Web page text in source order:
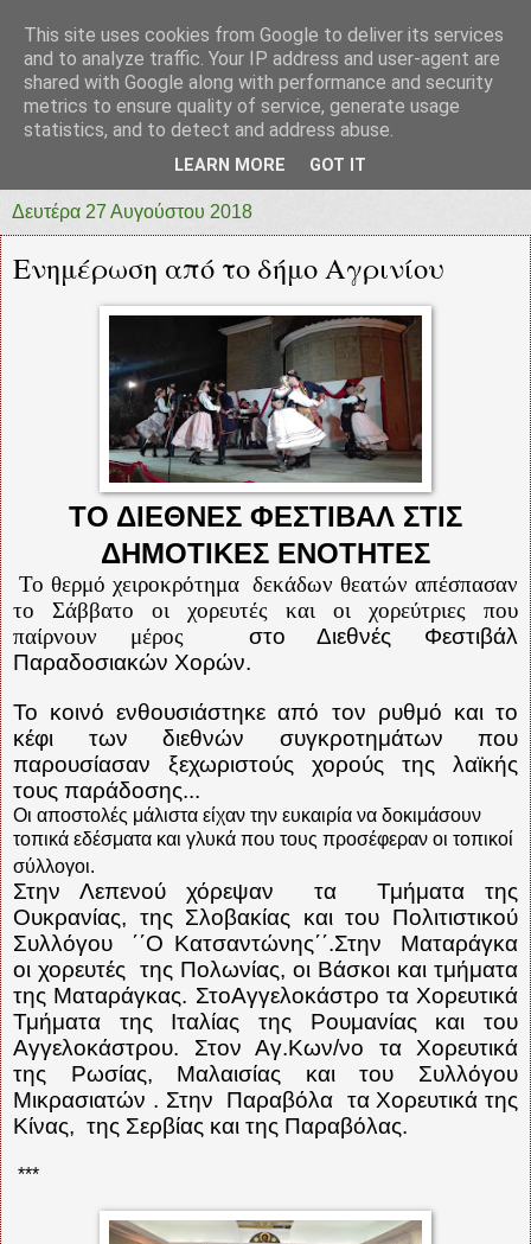
prototypia
"ΠΡΩΤΟΤΥΠΙΑ" * ΑΝΕΞΑΡΤΗΤΗ-ΗΛΕΚΤΡΟΝΙΚΗ-
Δευτέρα 27 Αυγούστου 2018
Ενημέρωση από το δήμο Αγρινίου
ΤΟ ΔΙΕΘΝΕΣ ΦΕΣΤΙΒΑΛ ΣΤΙΣ
ΔΗΜΟΤΙΚΕΣ ΕΝΟΤΗΤΕΣ
Το θερμό χειροκρότημα δεκάδων θεατών απέσπασαν
το Σάββατο οι χορευτές και οι χορεύτριες που
παίρνουν μέρος
στο Διεθνές Φεστιβάλ
Παραδοσιακών Χορών.
Το κοινό ενθουσιάστηκε από τον ρυθμό και το
κέφι των διεθνών συγκροτημάτων που
παρουσίασαν ξεχωριστούς χορούς της λαϊκής
τους παράδοσης...
Οι αποστολές μάλιστα είχαν την ευκαιρία να δοκιμάσουν
τοπικά εδέσματα και γλυκά που τους προσέφεραν οι τοπικοί
σύλλογοι.
Στην Λεπενού χόρεψαν τα
Τμήματα της
Ουκρανίας, της Σλοβακίας και του Πολιτιστικού
Συλλόγου
΄΄Ο Κατσαντώνης΄΄.Στην
Ματαράγκα
οι χορευτές
της Πολωνίας, οι Βάσκοι και τμήματα
της Ματαράγκας. ΣτοΑγγελοκάστρο τα Χορευτικά
Τμήματα της Ιταλίας της Ρουμανίας και του
Αγγελοκάστρου. Στον Αγ.Κων/νο τα Χορευτικά
της Ρωσίας, Μαλαισίας και του Συλλόγου
Μικρασιατών . Στην
Παραβόλα τα Χορευτικά της
Κίνας, της Σερβίας και της Παραβόλας.
***
This site uses cookies from Google to deliver its services
and to analyze traffic. Your IP address and user-agent are
shared with Google along with performance and security
metrics to ensure quality of service, generate usage
statistics, and to detect and address abuse.
LEARN MORE GOT IT